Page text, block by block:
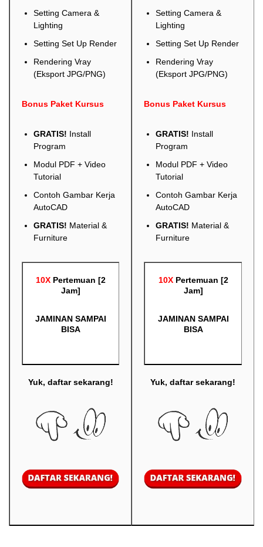
Setting Camera &
Lighting
Setting Set Up Render
Rendering Vray
(Eksport JPG/PNG)
Bonus Paket Kursus
GRATIS! Install
Program
Modul PDF + Video
Tutorial
Contoh Gambar Kerja
AutoCAD
GRATIS! Material &
Furniture
10X Pertemuan [2
Jam]
JAMINAN SAMPAI
BISA
Yuk, daftar sekarang!
Setting Camera &
Lighting
Setting Set Up Render
Rendering Vray
(Eksport JPG/PNG)
Bonus Paket Kursus
GRATIS! Install
Program
Modul PDF + Video
Tutorial
Contoh Gambar Kerja
AutoCAD
GRATIS! Material &
Furniture
10X Pertemuan [2
Jam]
JAMINAN SAMPAI
BISA
Yuk, daftar sekarang!